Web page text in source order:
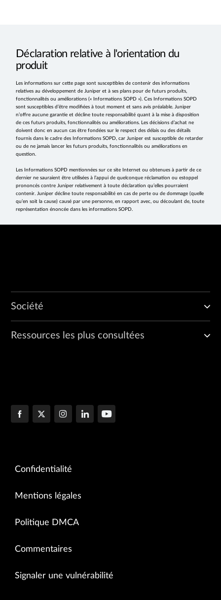
Déclaration relative à l'orientation du
produit
Les informations sur cette page sont susceptibles de contenir des informations
relatives au développement de Juniper et à ses plans pour de futurs produits,
fonctionnalités ou améliorations (« Informations SOPD »). Ces Informations SOPD
sont susceptibles d’être modifiées à tout moment et sans avis préalable. Juniper
n’offre aucune garantie et décline toute responsabilité quant à la mise à disposition
de ces futurs produits, fonctionnalités ou améliorations. Les décisions d’achat ne
doivent donc en aucun cas être fondées sur le respect des délais ou des détails
fournis dans le cadre des Informations SOPD, car Juniper est susceptible de retarder
ou de ne jamais lancer les futurs produits, fonctionnalités ou améliorations en
question.
Les Informations SOPD mentionnées sur ce site Internet ou obtenues à partir de ce
dernier ne sauraient être utilisées à l’appui de quelconque réclamation ou estoppel
prononcés contre Juniper relativement à toute déclaration qu’elles pourraient
contenir. Juniper décline toute responsabilité en cas de perte ou de dommage (quelle
qu’en soit la cause) causé par une personne, en rapport avec, ou découlant de, toute
représentation énoncée dans les informations SOPD.
Société
Ressources les plus consultées
Confidentialité
Mentions légales
Politique DMCA
Commentaires
Signaler une vulnérabilité